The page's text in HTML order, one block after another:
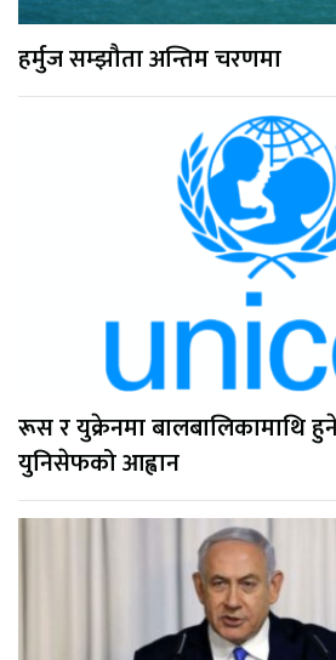
हर्मुज सम्झौता अन्तिम चरणमा
रूस र युक्रेनमा बालबालिकामाथि
युनिसेफको आह्वान